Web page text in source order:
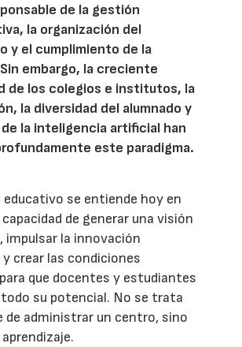
de la gestión
la organización del
y el cumplimiento de la
embargo, la creciente
de los colegios e institutos, la
la diversidad del alumnado y
la inteligencia artificial han
este paradigma.
educativo se entiende hoy en
de generar una visión
impulsar la innovación
crear las condiciones
que docentes y estudiantes
su potencial. No se trata
de administrar un centro, sino